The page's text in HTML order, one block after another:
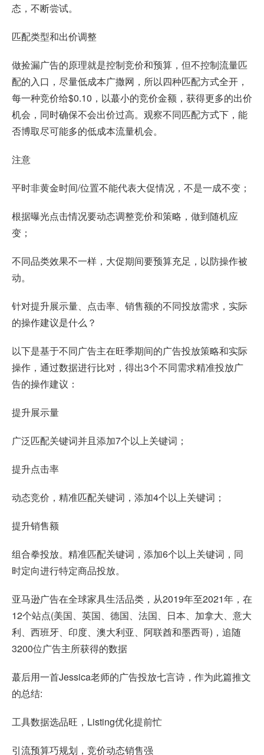
态，不断尝试。
匹配类型和出价调整
做捡漏广告的原理就是控制竞价和预算，但不控制流量匹
配的入口，尽量低成本广撒网，所以四种匹配方式全开，
每一种竞价给$0.10，以蕞小的竞价金额，获得更多的出价
机会，同时确保不会出价过高。观察不同匹配方式下，能
否博取尽可能多的低成本流量机会。
注意
平时非黄金时间/位置不能代表大促情况，不是一成不变；
根据曝光点击情况要动态调整竞价和策略，做到随机应
变；
不同品类效果不一样，大促期间要预算充足，以防操作被
动。
针对提升展示量、点击率、销售额的不同投放需求，实际
的操作建议是什么？
以下是基于不同广告主在旺季期间的广告投放策略和实际
操作，通过数据进行比对，得出3个不同需求精准投放广
告的操作建议：
提升展示量
广泛匹配关键词并且添加7个以上关键词；
提升点击率
动态竞价，精准匹配关键词，添加4个以上关键词；
提升销售额
组合拳投放。精准匹配关键词，添加6个以上关键词，同
时定向进行特定商品投放。
亚马逊广告在全球家具生活品类，从2019年至2021年，在
12个站点(美国、英国、德国、法国、日本、加拿大、意大
利、西班牙、印度、澳大利亚、阿联酋和墨西哥)，追随
3200位广告主所获得的数据
蕞后用一首Jessica老师的广告投放七言诗，作为此篇推文
的总结:
工具数据选品旺，Listing优化提前忙
引流预算巧规划，竞价动态销售强